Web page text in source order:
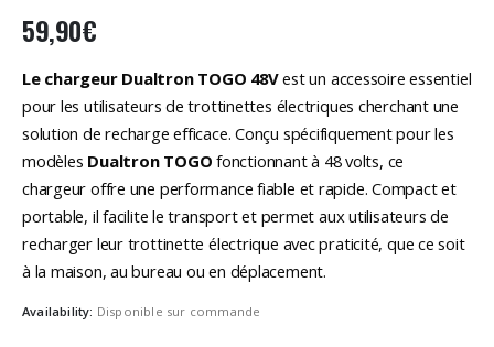
59,90€
Le chargeur Dualtron TOGO 48Vest un accessoire essentiel
pour les utilisateurs de trottinettes électriques cherchant une
solution de recharge efficace. Conçu spécifiquement pour les
modèles Dualtron TOGO fonctionnant à 48 volts, ce
chargeur offre une performance fiable et rapide. Compact et
portable, il facilite le transport et permet aux utilisateurs de
recharger leur trottinette électrique avec praticité, que ce soit
à la maison, au bureau ou en déplacement.
Availability: Disponible sur commande